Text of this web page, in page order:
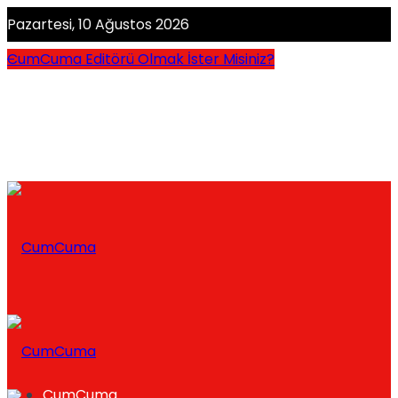
Pazartesi, 10 Ağustos 2026
CumCuma Editörü Olmak İster Misiniz?